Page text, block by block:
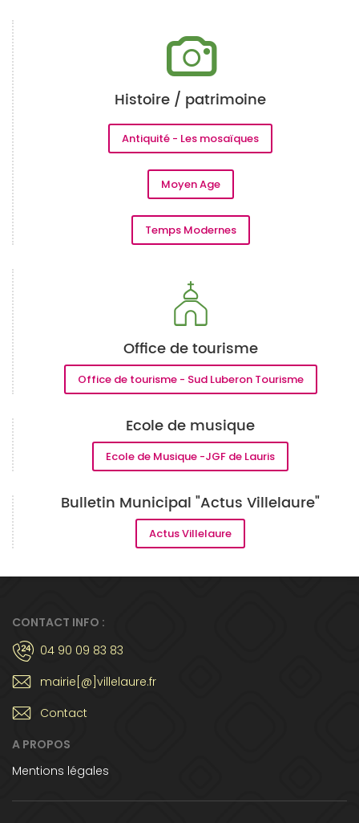
Histoire / patrimoine
Antiquité - Les mosaïques
Moyen Age
Temps Modernes
Office de tourisme
Office de tourisme - Sud Luberon Tourisme
Ecole de musique
Ecole de Musique -JGF de Lauris
Bulletin Municipal "Actus Villelaure"
Actus Villelaure
CONTACT INFO :
04 90 09 83 83
mairie[@]villelaure.fr
Contact
A PROPOS
Mentions légales